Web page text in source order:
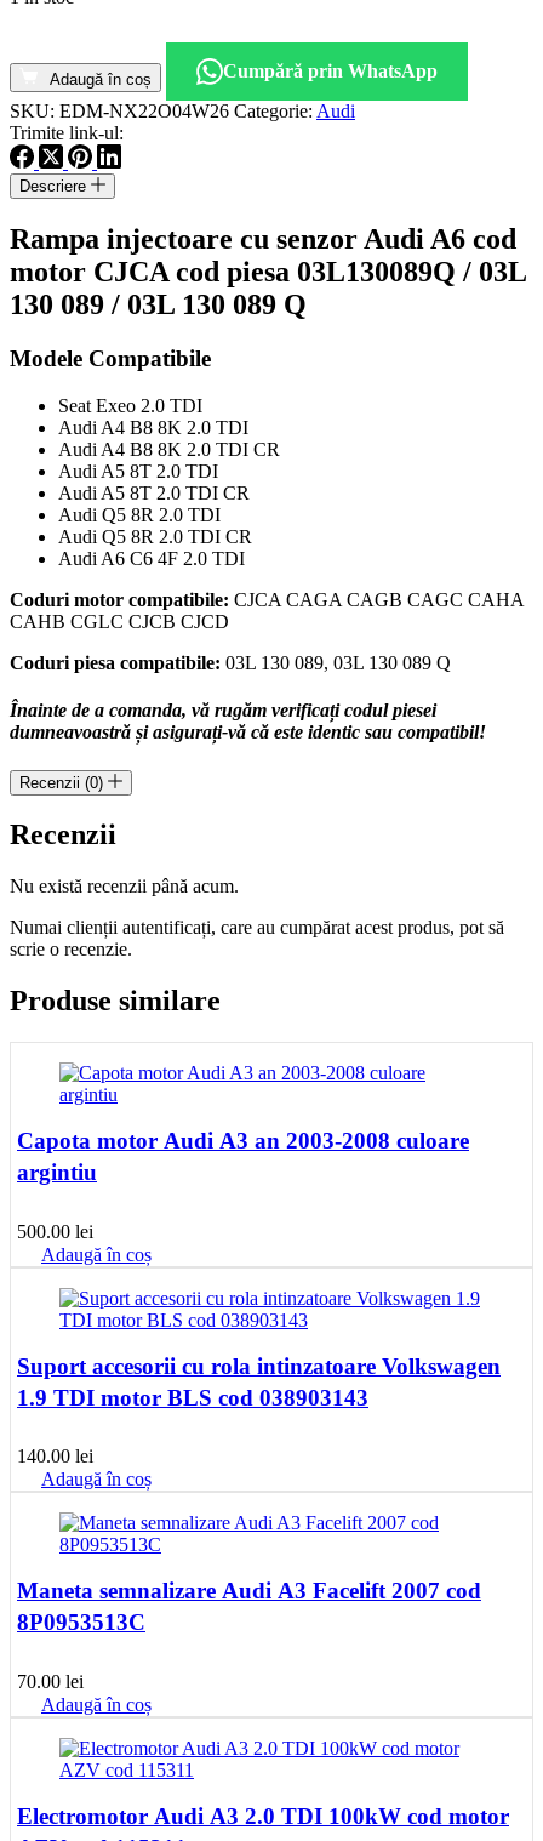
Rampa
injectoare
cu
senzor
Audi
A6
cod
CJCA
cod
piesa
03L130089Q
Adaugă în coș
Cumpără prin WhatsApp
SKU: EDM-NX22O04W26 Categorie: Audi
Trimite link-ul:
Descriere
Rampa injectoare cu senzor Audi A6 cod
motor CJCA cod piesa 03L130089Q / 03L
130 089 / 03L 130 089 Q
Modele Compatibile
Seat Exeo 2.0 TDI
Audi A4 B8 8K 2.0 TDI
Audi A4 B8 8K 2.0 TDI CR
Audi A5 8T 2.0 TDI
Audi A5 8T 2.0 TDI CR
Audi Q5 8R 2.0 TDI
Audi Q5 8R 2.0 TDI CR
Audi A6 C6 4F 2.0 TDI
Coduri motor compatibile: CJCA CAGA CAGB CAGC CAHA
CAHB CGLC CJCB CJCD
Coduri piesa compatibile: 03L 130 089, 03L 130 089 Q
Înainte de a comanda, vă rugăm verificați codul piesei
dumneavoastră și asigurați-vă că este identic sau compatibil!
Recenzii (0)
Recenzii
Nu există recenzii până acum.
Numai clienții autentificați, care au cumpărat acest produs, pot să
scrie o recenzie.
Produse similare
Capota motor Audi A3 an 2003-2008 culoare
argintiu
500.00 lei
Adaugă în coș
Suport accesorii cu rola intinzatoare Volkswagen
1.9 TDI motor BLS cod 038903143
140.00 lei
Adaugă în coș
Maneta semnalizare Audi A3 Facelift 2007 cod
8P0953513C
70.00 lei
Adaugă în coș
Electromotor Audi A3 2.0 TDI 100kW cod motor